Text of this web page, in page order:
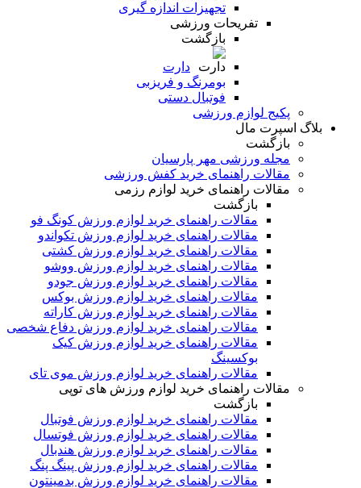
تجهیزات اندازه گیری
تفریحات ورزشی
بازگشت
دارت
بومرنگ و فریزبی
فوتبال دستی
پکیج لوازم ورزشی
بلاگ اسپرت مال
بازگشت
مجله ورزشی مهر پارسیان
مقالات راهنمای خرید کفش ورزشی
مقالات راهنمای خرید لوازم رزمی
بازگشت
مقالات راهنمای خرید لوازم ورزش کونگ فو
مقالات راهنمای خرید لوازم ورزش تکواندو
مقالات راهنمای خرید لوازم ورزش کشتی
مقالات راهنمای خرید لوازم ورزش ووشو
مقالات راهنمای خرید لوازم ورزش جودو
مقالات راهنمای خرید لوازم ورزش بوکس
مقالات راهنمای خرید لوازم ورزش کاراته
مقالات راهنمای خرید لوازم ورزش دفاع شخصی
مقالات راهنمای خرید لوازم ورزش کیک
بوکسینگ
مقالات راهنمای خرید لوازم ورزش موی تای
مقالات راهنمای خرید لوازم ورزش های توپی
بازگشت
مقالات راهنمای خرید لوازم ورزش فوتبال
مقالات راهنمای خرید لوازم ورزش فوتسال
مقالات راهنمای خرید لوازم ورزش هندبال
مقالات راهنمای خرید لوازم ورزش پینگ پنگ
مقالات راهنمای خرید لوازم ورزش بدمینتون